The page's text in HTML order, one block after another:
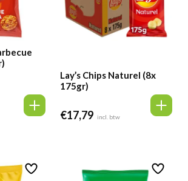
Lay’s Chips Naturel (8x
175gr)
€17,79 incl. btw